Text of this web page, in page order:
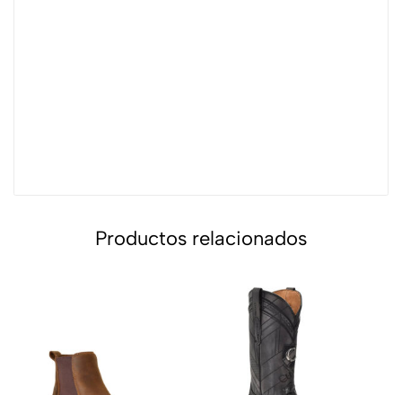
Productos relacionados